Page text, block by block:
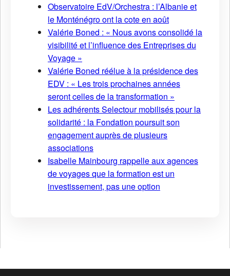
Observatoire EdV/Orchestra : l’Albanie et
le Monténégro ont la cote en août
Valérie Boned : « Nous avons consolidé la
visibilité et l’influence des Entreprises du
Voyage »
Valérie Boned réélue à la présidence des
EDV : « Les trois prochaines années
seront celles de la transformation »
Les adhérents Selectour mobilisés pour la
solidarité : la Fondation poursuit son
engagement auprès de plusieurs
associations
Isabelle Mainbourg rappelle aux agences
de voyages que la formation est un
investissement, pas une option